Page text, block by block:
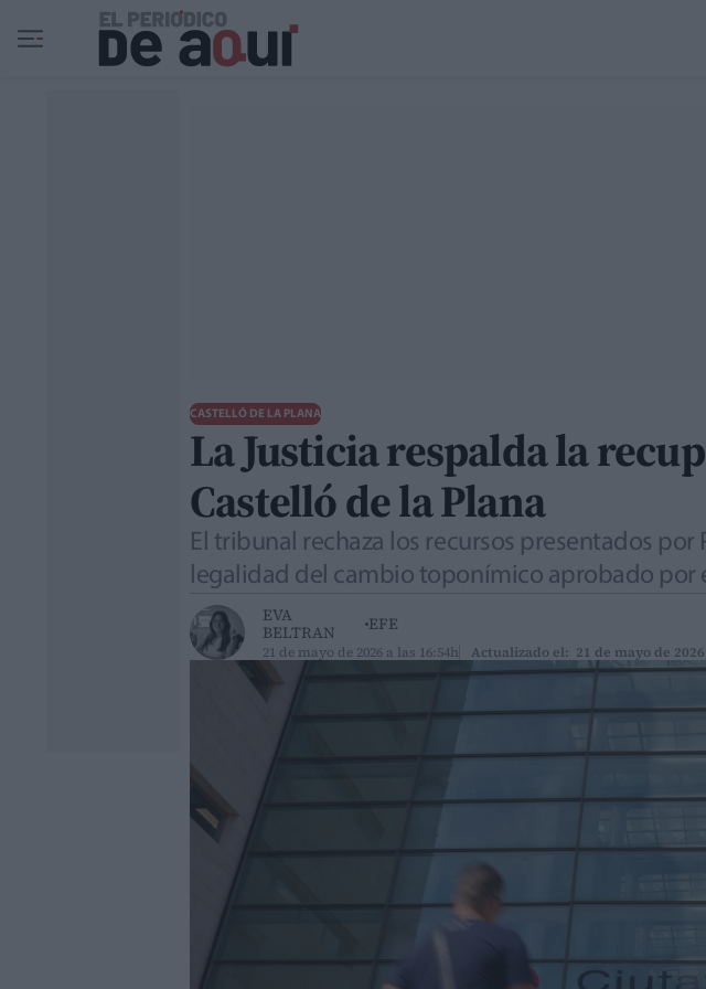
Ir al contenido principal
CASTELLÓ DE LA PLANA
La Justicia respalda la
Castelló de la Plana
El tribunal rechaza los recursos presentados por
legalidad del cambio toponímico aprobado por
EVA
BELTRAN
EFE
21 de mayo de 2026 a las 16:54h Actualizado el: 21 de mayo de 2026